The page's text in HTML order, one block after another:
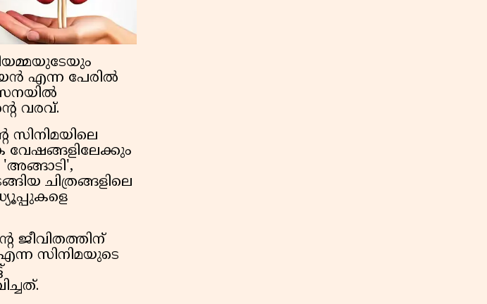
എന്ന പേരിൽ
വരവ്.
സിനിമയിലെ
വേഷങ്ങളിലേക്കും
ചിത്രങ്ങളിലെ
എന്ന സിനിമയുടെ